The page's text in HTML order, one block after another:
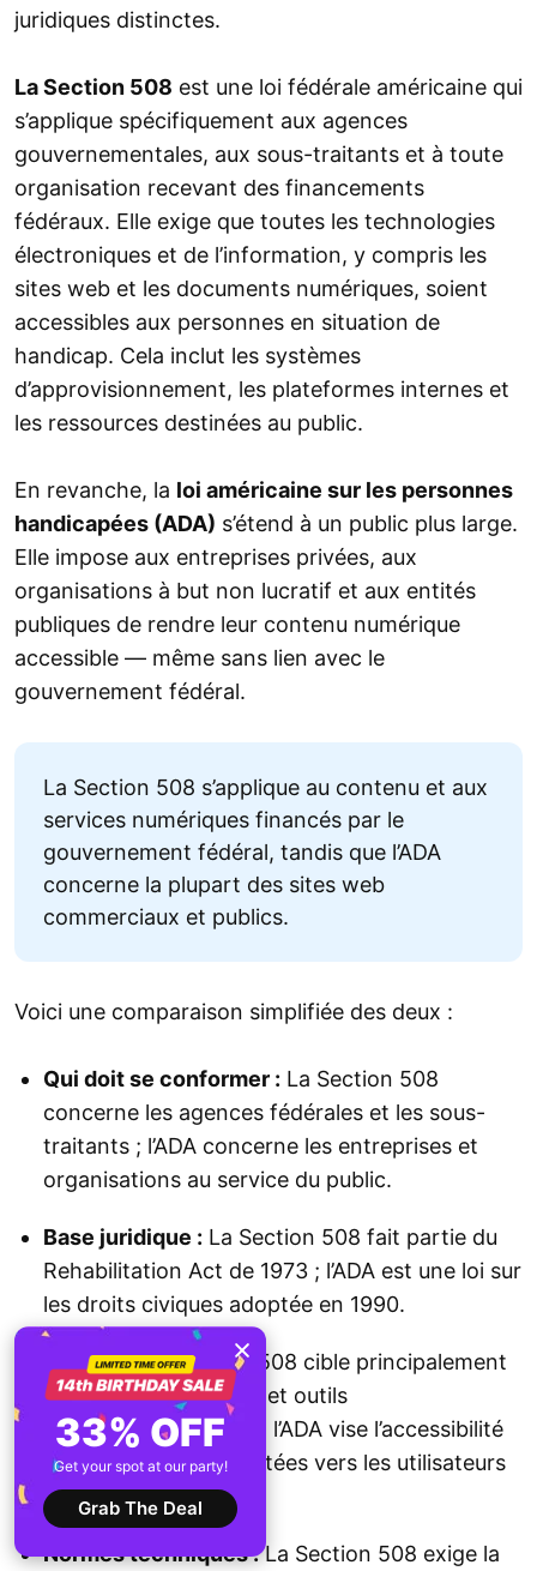
juridiques distinctes.
La Section 508 est une loi fédérale américaine qui
s’applique spécifiquement aux agences
gouvernementales, aux sous-traitants et à toute
organisation recevant des financements
fédéraux. Elle exige que toutes les technologies
électroniques et de l’information, y compris les
sites web et les documents numériques, soient
accessibles aux personnes en situation de
handicap. Cela inclut les systèmes
d’approvisionnement, les plateformes internes et
les ressources destinées au public.
En revanche, la loi américaine sur les personnes
handicapées (ADA) s’étend à un public plus large.
Elle impose aux entreprises privées, aux
organisations à but non lucratif et aux entités
publiques de rendre leur contenu numérique
accessible — même sans lien avec le
gouvernement fédéral.
La Section 508 s’applique au contenu et aux
services numériques financés par le
gouvernement fédéral, tandis que l’ADA
concerne la plupart des sites web
commerciaux et publics.
Voici une comparaison simplifiée des deux :
Qui doit se conformer : La Section 508
concerne les agences fédérales et les sous-
traitants ; l’ADA concerne les entreprises et
organisations au service du public.
Base juridique : La Section 508 fait partie du
Rehabilitation Act de 1973 ; l’ADA est une loi sur
les droits civiques adoptée en 1990.
Objectif :La Section 508 cible principalement
les systèmes internes et outils
d’approvisionnement ; l’ADA vise l’accessibilité
des plateformes orientées vers les utilisateurs
externes.
Normes techniques :La Section 508 exige la
33% OFF
Get your spot at our party!
Grab The Deal